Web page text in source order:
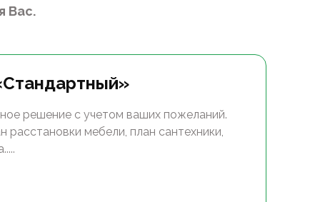
Вас.
решение с учетом ваших пожеланий.
расстановки мебели, план сантехники,